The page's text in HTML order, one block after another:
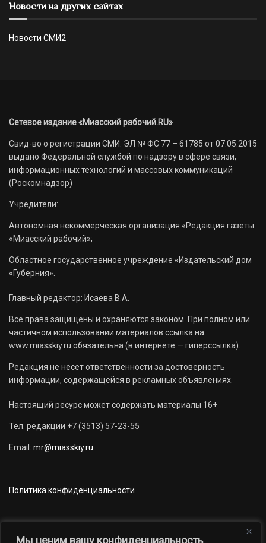
Мы ценим вашу конфиденциальность
Новости на других сайтах
Новости СМИ2
Сетевое издание «Миасский рабочий.RU»
Свид-во о регистрации СМИ: ЭЛ № ФС 77 – 61785 от 07.05.2015
выдано Федеральной службой по надзору в сфере связи,
информационных технологий и массовых коммуникаций
(Роскомнадзор)
Учредители:
Автономная некоммерческая организация «Редакция газеты
«Миасский рабочий»;
Областное государственное учреждение «Издательский дом
«Губерния».
Главный редактор: Исаева В.А.
Все права защищены и охраняются законом. При полном или
частичном использовании материалов ссылка на
www.miasskiy.ru обязательна (в интернете — гиперссылка).
Редакция не несет ответственности за достоверность
информации, содержащейся в рекламных объявлениях.
Настоящий ресурс может содержать материалы 16+
Тел. редакции +7 (3513) 57-23-55
Email: mr@miasskiy.ru
Политика конфиденциальности